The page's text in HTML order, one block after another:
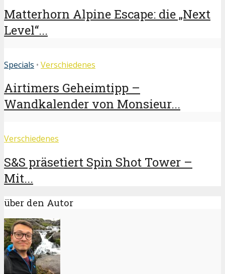
Matterhorn Alpine Escape: die „Next
Level“...
Specials • Verschiedenes
Airtimers Geheimtipp –
Wandkalender von Monsieur...
Verschiedenes
S&S präsetiert Spin Shot Tower –
Mit...
über den Autor